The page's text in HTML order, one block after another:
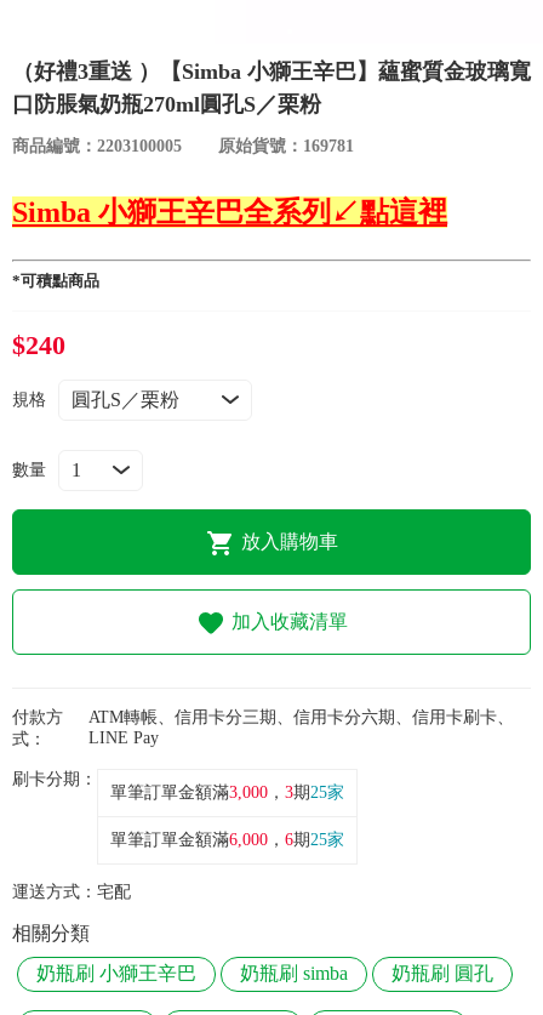
優惠活動
關於我們
合作提案
購物流程
會員專區
常見問題
折價券、紅利說明
（好禮3重送 ）【Simba 小獅王辛巴】蘊蜜質金玻璃寬
口防脹氣奶瓶270ml圓孔S／栗粉
商品編號：2203100005 原始貨號：169781
Simba 小獅王辛巴全系列↙點這裡
*可積點商品
$240
規格
數量
放入購物車
加入收藏清單
付款方
式：
ATM轉帳、信用卡分三期、信用卡分六期、信用卡刷卡、
LINE Pay
刷卡分期：
單筆訂單金額滿3,000 ， 3期25家
單筆訂單金額滿6,000 ， 6期25家
運送方式： 宅配
相關分類
奶瓶刷 小獅王辛巴
奶瓶刷 simba 奶瓶刷 圓孔